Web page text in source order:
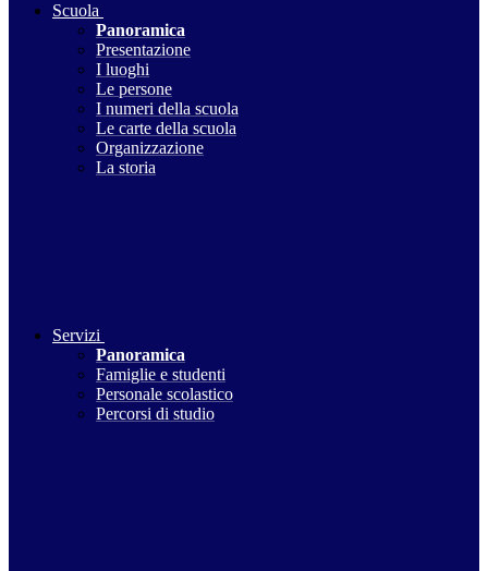
Scuola
Panoramica
Presentazione
I luoghi
Le persone
I numeri della scuola
Le carte della scuola
Organizzazione
La storia
Servizi
Panoramica
Famiglie e studenti
Personale scolastico
Percorsi di studio